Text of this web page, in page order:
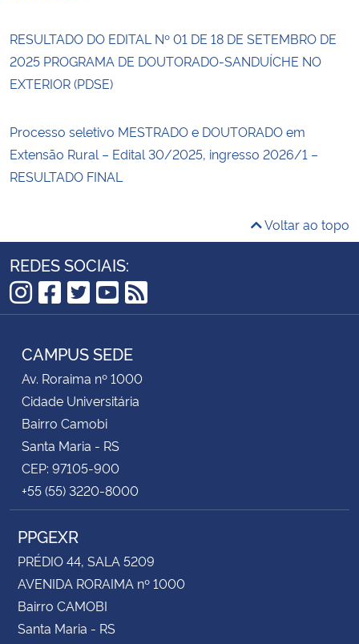
RESULTADO DO EDITAL Nº 01 DE 18 DE SETEMBRO DE
2025 PROGRAMA DE DOUTORADO-SANDUÍCHE NO
EXTERIOR (PDSE)
Processo seletivo MESTRADO e DOUTORADO em
Extensão Rural – Edital 30/2025, ingresso 2026/1 –
RESULTADO FINAL
Voltar ao topo
REDES SOCIAIS:
Instagram
Facebook
Twitter
YouTube
RSS
CAMPUS SEDE
Av. Roraima nº 1000
Cidade Universitária
Bairro Camobi
Santa Maria - RS
CEP: 97105-900
+55 (55) 3220-8000
PPGEXR
PRÉDIO 44, SALA 5209
AVENIDA RORAIMA nº 1000
Bairro CAMOBI
Santa Maria - RS